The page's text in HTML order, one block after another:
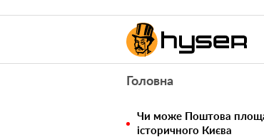
Головна
Чи може Поштова
історичного Києва